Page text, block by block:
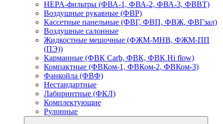
HEPA-фильтры (ФВА-1, ФВА-2, ФВА-3, ФВВТ)
Воздушные рукавные (ФВР)
Кассетные панельные (ФВГ, ФВП, ФВЖ, ФВГзал)
Воздушные салонные
Жидкостные мешочные (ФЖМ-МНВ, ФЖМ-ПП
(ПЭ))
Карманные (ФВК Carb, ФВК, ФВК Hi flow)
Компактные (ФВКом-1, ФВКом-2, ФВКом-3)
Фанкойла (ФВФ)
Нестандартные
Лабиринтные (ФКЛ)
Комплектующие
Рулонные